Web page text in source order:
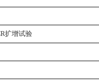
扩增试验